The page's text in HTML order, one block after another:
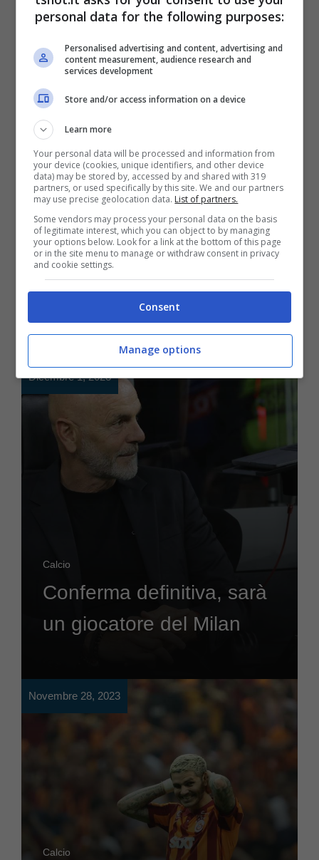
Dicembre 4, 2023
Calcio
Ok Ancelotti e Inter al
tappeto: colpo a zero
Dicembre 1, 2023
Calcio
Conferma definitiva, sarà
un giocatore del Milan
Novembre 28, 2023
Calcio
personal data for the following purposes:
Personalised advertising and content, advertising and
content measurement, audience research and
services development
Store and/or access information on a device
Learn more
Your personal data will be processed and information from
your device (cookies, unique identifiers, and other device
data) may be stored by, accessed by and shared with 319
partners, or used specifically by this site. We and our partners
may use precise geolocation data. List of partners.
Some vendors may process your personal data on the basis
of legitimate interest, which you can object to by managing
your options below. Look for a link at the bottom of this page
or in the site menu to manage or withdraw consent in privacy
and cookie settings.
Consent
Manage options